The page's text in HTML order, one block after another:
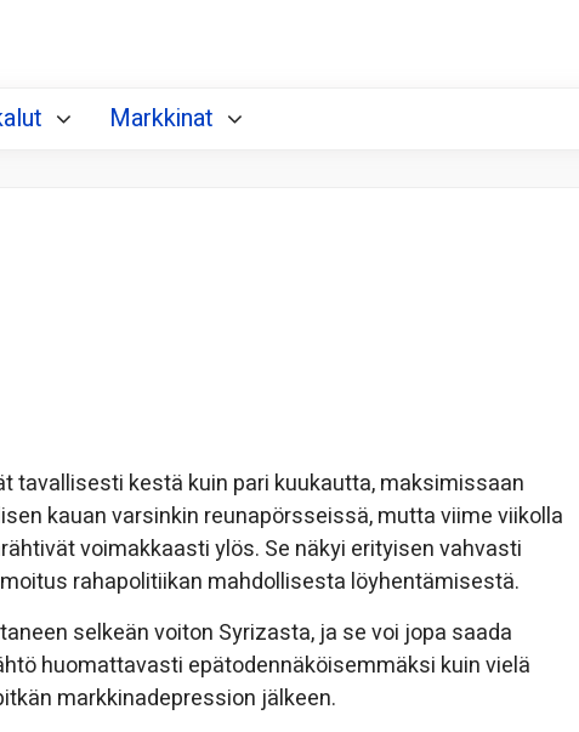
Markkinat
tavallisesti kestä kuin pari kuukautta, maksimissaan
kauan varsinkin reunapörsseissä, mutta viime viikolla
voimakkaasti ylös. Se näkyi erityisen vahvasti
rahapolitiikan mahdollisesta löyhentämisestä.
selkeän voiton Syrizasta, ja se voi jopa saada
huomattavasti epätodennäköisemmäksi kuin vielä
markkinadepression jälkeen.